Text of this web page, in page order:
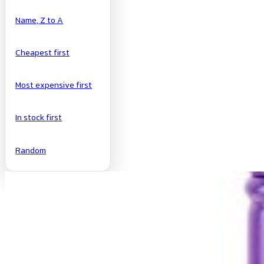
Name, Z to A
Cheapest first
Most expensive first
In stock first
Random